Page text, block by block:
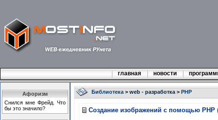
главная новости
Афоризм
Снился мне Фрейд. Что
бы это значило?
Библиотека> web - разработка> PHP
Создание изображений с помощью PHP